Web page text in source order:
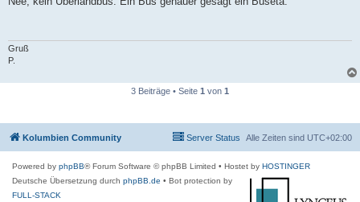
Gruß
P.
3 Beiträge • Seite 1 von 1
Kolumbien Community Alle Zeiten sind UTC+02:00
Server Status
Powered by phpBB® Forum Software © phpBB Limited • Hostet by HOSTINGER
Deutsche Übersetzung durch phpBB.de • Bot protection by
FULL-STACK